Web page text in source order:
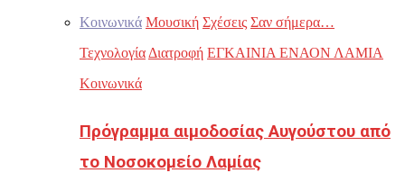
Κοινωνικά Μουσική Σχέσεις Σαν σήμερα…
Τεχνολογία Διατροφή ΕΓΚΑΙΝΙΑ ΕΝΑΟΝ ΛΑΜΙΑ
Κοινωνικά
Πρόγραμμα αιμοδοσίας Αυγούστου από
το Νοσοκομείο Λαμίας